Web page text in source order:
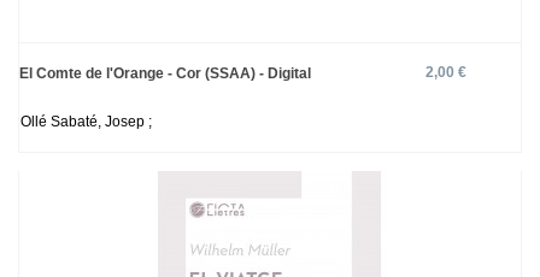
El Comte de l'Orange - Cor (SSAA) - Digital 2,00 €
Ollé Sabaté, Josep ;